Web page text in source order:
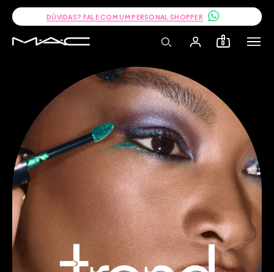
DÚVIDAS? FALE COM UM PERSONAL SHOPPER
0